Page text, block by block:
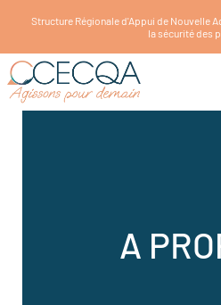
Structure Régionale d'Appui de Nouvelle
la sécurité des
A